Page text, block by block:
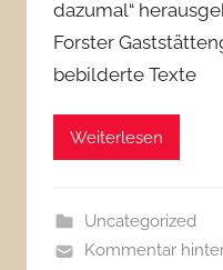
dazumal“
Forster
bebilderte Texte
Weiterlesen
Uncategorized
Kommentar